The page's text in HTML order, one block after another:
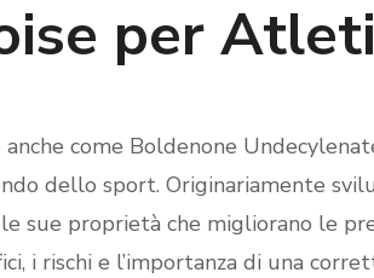
per
anche come Boldenone
dello sport. Originariamente
sue proprietà che migliorano le
i rischi e l’importanza di una